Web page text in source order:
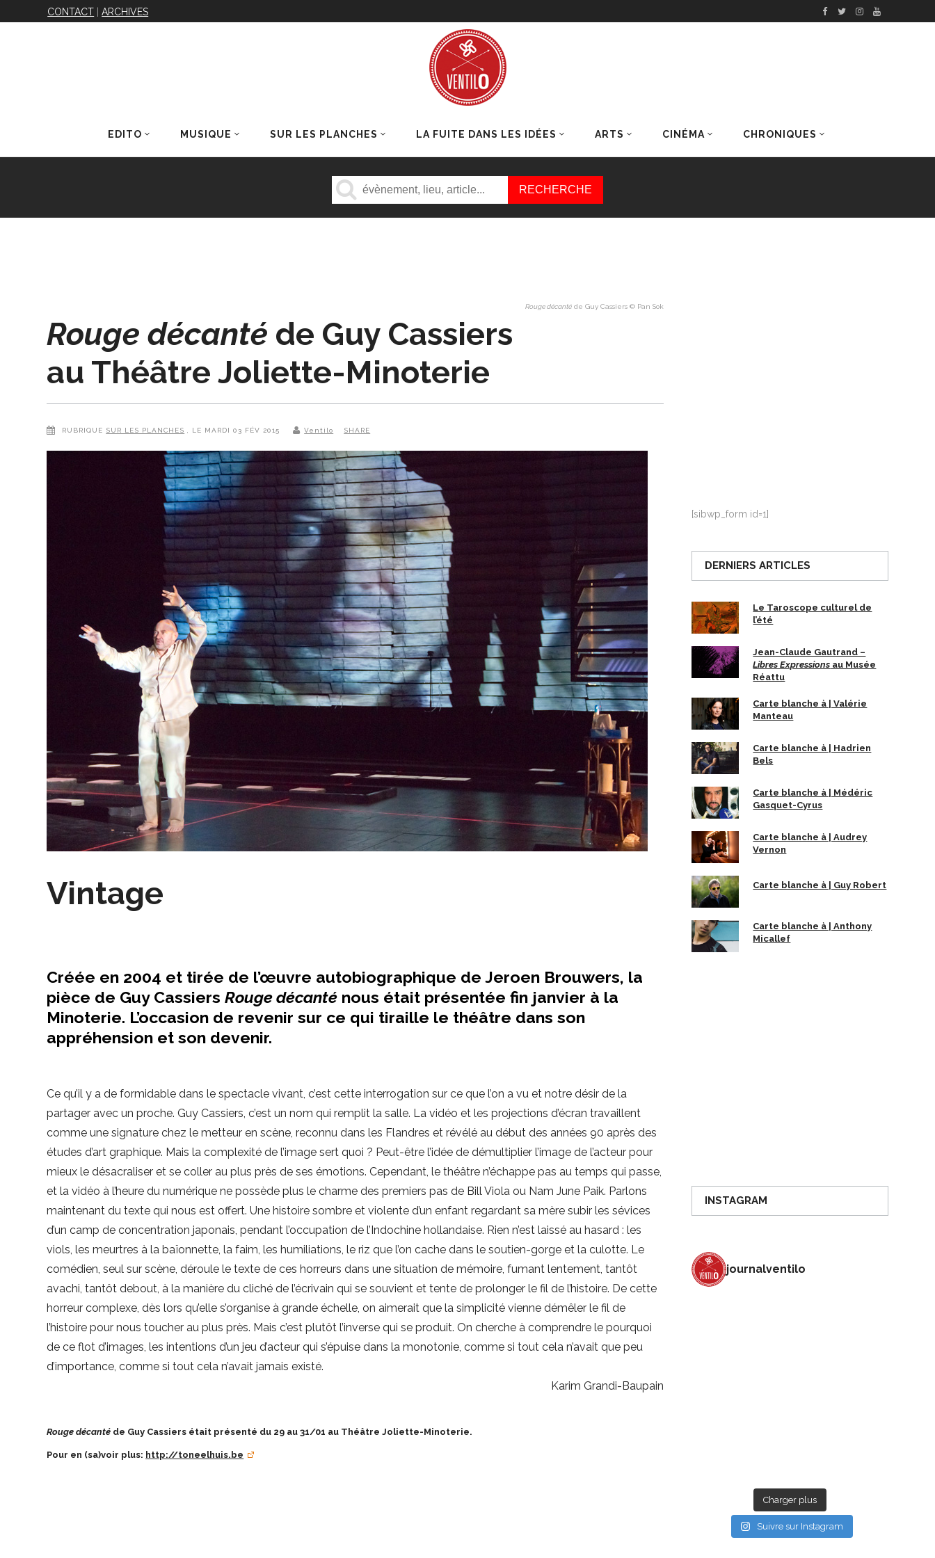
CONTACT |ARCHIVES
EDITO MUSIQUE SUR LES PLANCHES LA FUITE DANS LES IDÉES ARTS CINÉMA CHRONIQUES
DERNIERS ARTICLES
Rouge décanté de Guy Cassiers © Pan Sok
Rouge décanté de Guy Cassiers
au Théâtre Joliette-Minoterie
RUBRIQUE SUR LES PLANCHES , LE MARDI 03 FÉV 2015 Ventilo SHARE
Vintage
Créée en 2004 et tirée de l’œuvre autobiographique de Jeroen Brouwers, la
pièce de Guy CassiersRouge décanté nous était présentée fin janvier à la
Minoterie. L’occasion de revenir sur ce qui tiraille le théâtre dans son
appréhension et son devenir.
Ce qu’il y a de formidable dans le spectacle vivant, c’est cette interrogation sur ce que l’on a vu et notre désir de la
partager avec un proche. Guy Cassiers, c’est un nom qui remplit la salle. La vidéo et les projections d’écran travaillent
comme une signature chez le metteur en scène, reconnu dans les Flandres et révélé au début des années 90 après des
études d’art graphique. Mais la complexité de l’image sert quoi ? Peut-être l’idée de démultiplier l’image de l’acteur pour
mieux le désacraliser et se coller au plus près de ses émotions. Cependant, le théâtre n’échappe pas au temps qui passe,
et la vidéo à l’heure du numérique ne possède plus le charme des premiers pas de Bill Viola ou Nam June Paik. Parlons
maintenant du texte qui nous est offert. Une histoire sombre et violente d’un enfant regardant sa mère subir les sévices
d’un camp de concentration japonais, pendant l’occupation de l’Indochine hollandaise. Rien n’est laissé au hasard : les
viols, les meurtres à la baïonnette, la faim, les humiliations, le riz que l’on cache dans le soutien-gorge et la culotte. Le
comédien, seul sur scène, déroule le texte de ces horreurs dans une situation de mémoire, fumant lentement, tantôt
avachi, tantôt debout, à la manière du cliché de l’écrivain qui se souvient et tente de prolonger le fil de l’histoire. De cette
horreur complexe, dès lors qu’elle s’organise à grande échelle, on aimerait que la simplicité vienne démêler le fil de
l’histoire pour nous toucher au plus près. Mais c’est plutôt l’inverse qui se produit. On cherche à comprendre le pourquoi
de ce flot d’images, les intentions d’un jeu d’acteur qui s’épuise dans la monotonie, comme si tout cela n’avait que peu
d’importance, comme si tout cela n’avait jamais existé.
Karim Grandi-Baupain
Rouge décanté de Guy Cassiers était présenté du 29 au 31/01 au Théâtre Joliette-Minoterie.
Pour en (sa)voir plus: http://toneelhuis.be
[sibwp_form id=1]
DERNIERS ARTICLES
Le Taroscope culturel de
l’été
Jean-Claude Gautrand –
Libres Expressions au Musée
Réattu
Carte blanche à | Valérie
Manteau
Carte blanche à | Hadrien
Bels
Carte blanche à | Médéric
Gasquet-Cyrus
Carte blanche à | Audrey
Vernon
Carte blanche à | Guy Robert
Carte blanche à | Anthony
Micallef
INSTAGRAM
journalventilo
Charger plus
Suivre sur Instagram